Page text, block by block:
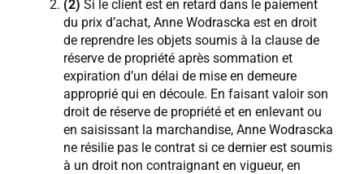
(2) Si le client est en retard dans le paiement
du prix d’achat, Anne Wodrascka est en droit
de reprendre les objets soumis à la clause de
réserve de propriété après sommation et
expiration d’un délai de mise en demeure
approprié qui en découle. En faisant valoir son
droit de réserve de propriété et en enlevant ou
en saisissant la marchandise, Anne Wodrascka
ne résilie pas le contrat si ce dernier est soumis
à un droit non contraignant en vigueur, en